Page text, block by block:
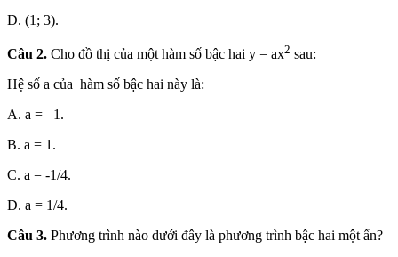
D. (1; 3).
Câu 2. Cho đồ thị của một hàm số bậc hai y = ax2 sau:
Hệ số a của hàm số bậc hai này là:
A. a = –1.
B. a = 1.
C. a = -1/4.
D. a = 1/4.
Câu 3. Phương trình nào dưới đây là phương trình bậc hai một ẩn?